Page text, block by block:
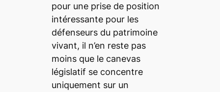
pour une prise de position
intéressante pour les
défenseurs du patrimoine
vivant, il n’en reste pas
moins que le canevas
législatif se concentre
uniquement sur un